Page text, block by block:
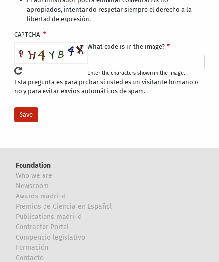
apropiados, intentando respetar siempre el derecho a la
libertad de expresión.
CAPTCHA
What code is in the image?
Enter the characters shown in the image.
Esta pregunta es para probar si usted es un visitante humano o
no y para evitar envíos automáticos de spam.
Foundation
Who we are
Newsroom
Awards madri+d
Premios de Ciencia en Español
Publications madri+d
Contractor Portal
Compendio legislativo
Formación
Contacto